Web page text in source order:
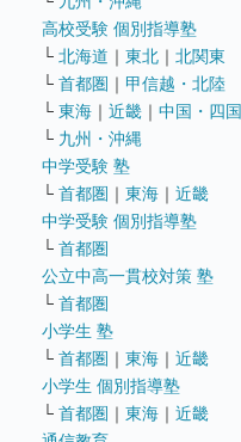
高校受験 個別指導塾
└ 北海道 ｜ 東北 ｜ 北関東
└ 首都圏 ｜ 甲信越・北陸
└ 東海 ｜ 近畿 ｜ 中国・四国
└ 九州・沖縄
中学受験 塾
└ 首都圏 ｜ 東海 ｜ 近畿
中学受験 個別指導塾
└ 首都圏
公立中高一貫校対策 塾
└ 首都圏
小学生 塾
└ 首都圏 ｜ 東海 ｜ 近畿
小学生 個別指導塾
└ 首都圏 ｜ 東海 ｜ 近畿